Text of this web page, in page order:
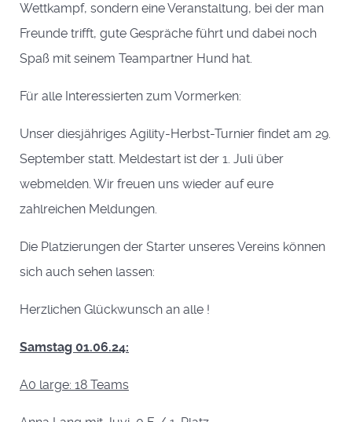
Wettkampf, sondern eine Veranstaltung, bei der man
Freunde trifft, gute Gespräche führt und dabei noch
Spaß mit seinem Teampartner Hund hat.
Für alle Interessierten zum Vormerken:
Unser diesjähriges Agility-Herbst-Turnier findet am 29.
September statt. Meldestart ist der 1. Juli über
webmelden. Wir freuen uns wieder auf eure
zahlreichen Meldungen.
Die Platzierungen der Starter unseres Vereins können
sich auch sehen lassen:
Herzlichen Glückwunsch an alle !
Samstag 01.06.24:
A0 large: 18 Teams